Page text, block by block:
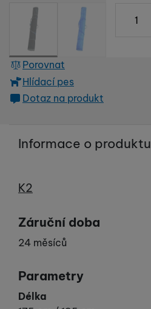
Porovnat
Hlídací pes
Dotaz na produkt
Informace o produktu
Výrobce
K2
Záruční doba
24 měsíců
Parametry
Délka